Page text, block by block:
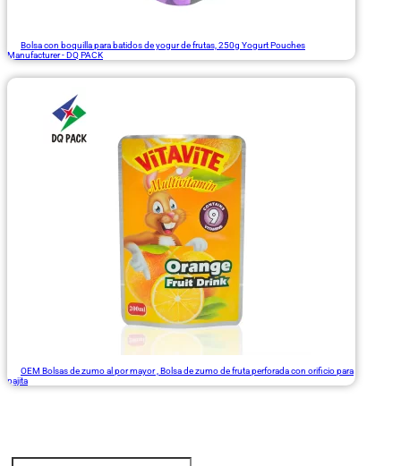
Bolsa con boquilla para batidos de yogur de frutas, 250g Yogurt Pouches
Manufacturer - DQ PACK
OEM Bolsas de zumo al por mayor , Bolsa de zumo de fruta perforada con orificio para
pajita